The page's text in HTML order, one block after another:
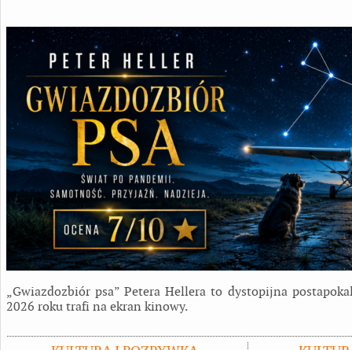
„Gwiazdozbiór psa” Petera Hellera to dystopijna
2026 roku trafi na ekran kinowy.